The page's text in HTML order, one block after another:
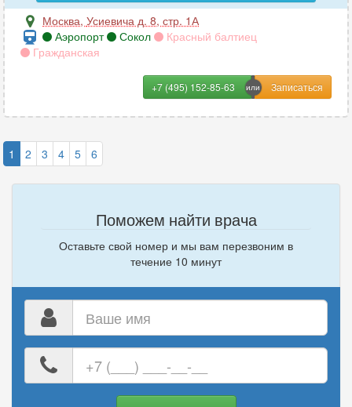
Москва, Усиевича д. 8, стр. 1А
Аэропорт
Сокол
Красный балтиец
Гражданская
+7 (495) 152-85-63
1 2 3 4 5 6
Поможем найти врача
Оставьте свой номер и мы вам перезвоним в
течение 10 минут
номер
телефона